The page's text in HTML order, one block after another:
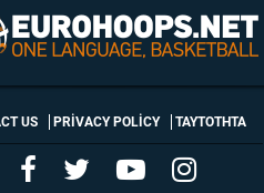
US PRIVACY POLICY ΤΑΥΤΟΤΗΤΑ